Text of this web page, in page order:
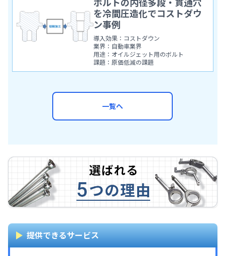
提供できるサービス
ボルトの内径多段・貫通穴
を冷間圧造化でコストダウ
ン事例
導入効果：コストダウン
業界：自動車業界
用途：オイルジェット用のボルト
課題：原価低減の課題
一覧へ